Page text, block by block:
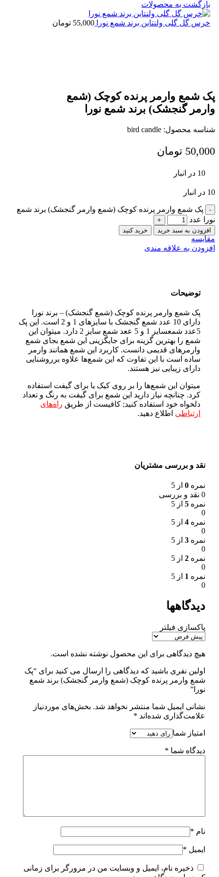
بازگشت به محصولات
خرس گل گلی ولنتاین برند شمع نورا 55,000 تومان
پک شمع وارمر پرنده کوچک (شمع
وارمر گنجشک) برند شمع نورا
شناسه محصول: bird candle
50,000 تومان
10 در انبار
10 در انبار
پک شمع وارمر پرنده کوچک (شمع وارمر گنجشک) برند شمع
نورا عدد
افزودن به سبد خرید خرید کنید
مقایسه
افزودن به علاقه مندی
توضیحات
پک شمع وارمر پرنده کوچک (شمع گنجشک) – برند نورا
دارای 10 عدد شمع گنجشک با سایزهای 1 و 2 است. این پک
5عدد شمعسایز 1 و 5 ععد شمع سایز 2 دارد. میتوان این
شمع را بهترین گزینه برای جایگزینی این شمع بجای شمع
وارمر‌های قدیمی دانست. کاربرد این شمع همانند وارمر
ساده است با این تفاوت که این شمع‌ها علاوه برروشنایی
دارای زیبایی نیز هستند.
میتوان این شمع‎‌ها را بر روی کیک یا برای گیفت استفاده
کرد. چنانچه نیاز دارید این شمع برای گیفت به رنگ و تعداد
دلخواه خود استفاده کنید; کافیست از طریق راه‌های
ارتباطی اطلاع دهید.
نقد و بررسی مشتریان
نمره 0 از 5
0 نقد و بررسی
نمره 5 از 5
0
نمره 4 از 5
0
نمره 3 از 5
0
نمره 2 از 5
0
نمره 1 از 5
0
دیدگاهها
پاکسازی فیلتر
هیچ دیدگاهی برای این محصول نوشته نشده است.
اولین نفری باشید که دیدگاهی را ارسال می کنید برای “پک
شمع وارمر پرنده کوچک (شمع وارمر گنجشک) برند شمع
نورا”
نشانی ایمیل شما منتشر نخواهد شد. بخش‌های موردنیاز
علامت‌گذاری شده‌اند *
امتیاز شما
دیدگاه شما *
نام *
ایمیل *
ذخیره نام، ایمیل و وبسایت من در مرورگر برای زمانی